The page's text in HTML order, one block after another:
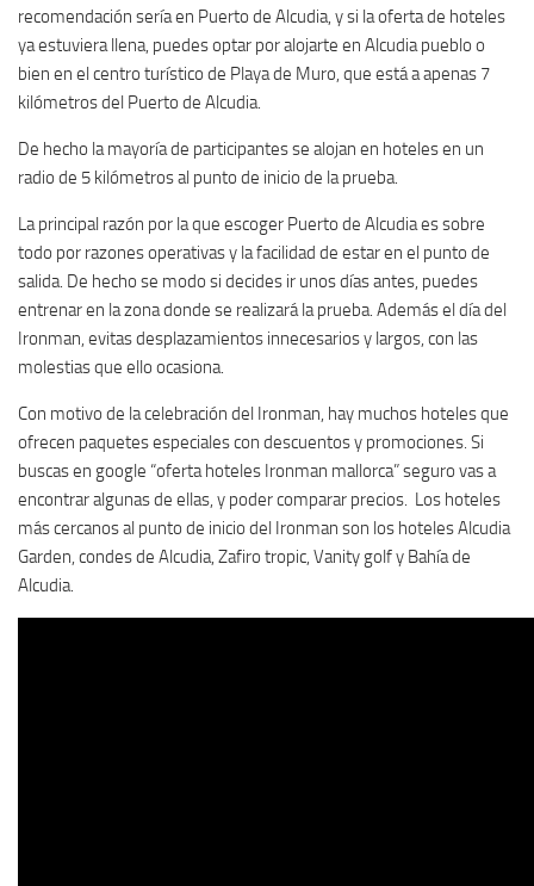
recomendación sería en Puerto de Alcudia, y si la oferta de hoteles
ya estuviera llena, puedes optar por alojarte en Alcudia pueblo o
bien en el centro turístico de Playa de Muro, que está a apenas 7
kilómetros del Puerto de Alcudia.
De hecho la mayoría de participantes se alojan en hoteles en un
radio de 5 kilómetros al punto de inicio de la prueba.
La principal razón por la que escoger Puerto de Alcudia es sobre
todo por razones operativas y la facilidad de estar en el punto de
salida. De hecho se modo si decides ir unos días antes, puedes
entrenar en la zona donde se realizará la prueba. Además el día del
Ironman, evitas desplazamientos innecesarios y largos, con las
molestias que ello ocasiona.
Con motivo de la celebración del Ironman, hay muchos hoteles que
ofrecen paquetes especiales con descuentos y promociones. Si
buscas en google “oferta hoteles Ironman mallorca” seguro vas a
encontrar algunas de ellas, y poder comparar precios. Los hoteles
más cercanos al punto de inicio del Ironman son los hoteles Alcudia
Garden, condes de Alcudia, Zafiro tropic, Vanity golf y Bahía de
Alcudia.